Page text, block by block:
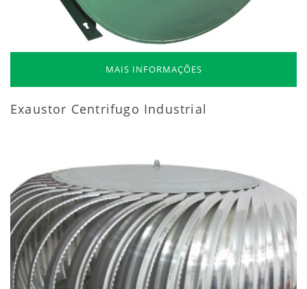
MAIS INFORMAÇÕES
Exaustor Centrifugo Industrial